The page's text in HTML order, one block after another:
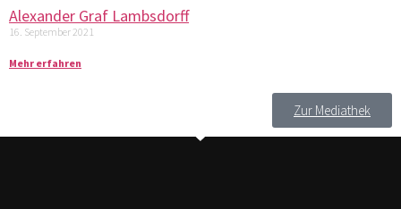
Alexander Graf Lambsdorff
16. September 2021
Mehr erfahren
Zur Mediathek